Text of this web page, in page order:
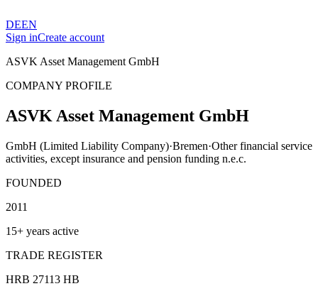
DEEN
Sign inCreate account
ASVK Asset Management GmbH
COMPANY PROFILE
ASVK Asset Management GmbH
GmbH (Limited Liability Company)·Bremen·Other financial service
activities, except insurance and pension funding n.e.c.
FOUNDED
2011
15+ years active
TRADE REGISTER
HRB 27113 HB